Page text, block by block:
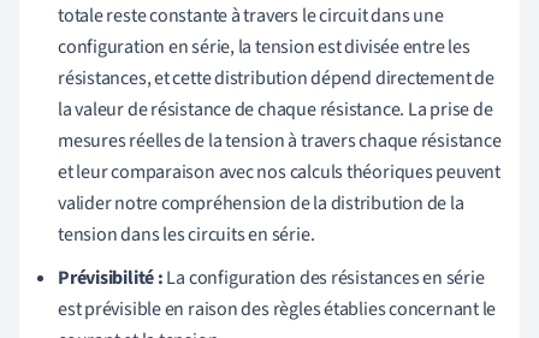
totale reste constante à travers le circuit dans une
configuration en série, la tension est divisée entre les
résistances, et cette distribution dépend directement de
la valeur de résistance de chaque résistance. La prise de
mesures réelles de la tension à travers chaque résistance
et leur comparaison avec nos calculs théoriques peuvent
valider notre compréhension de la distribution de la
tension dans les circuits en série.
Prévisibilité :La configuration des résistances en série
est prévisible en raison des règles établies concernant le